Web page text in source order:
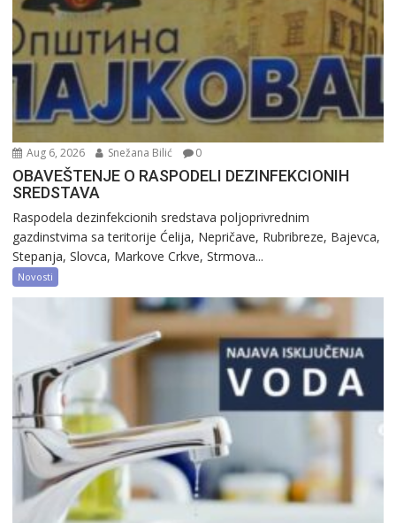
Aug 6, 2026 Snežana Bilić 0
OBAVEŠTENJE O RASPODELI DEZINFEKCIONIH
SREDSTAVA
Raspodela dezinfekcionih sredstava poljoprivrednim
gazdinstvima sa teritorije Ćelija, Nepričave, Rubribreze, Bajevca,
Stepanja, Slovca, Markove Crkve, Strmova...
Novosti